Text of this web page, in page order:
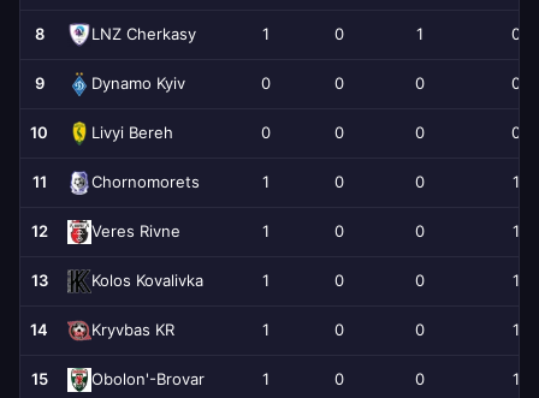
8 LNZ Cherkasy 1 0 1 0
9 Dynamo Kyiv 0 0 0 0
10 Livyi Bereh 0 0 0 0
11 Chornomorets 1 0 0 1
12 Veres Rivne 1 0 0 1
13 Kolos Kovalivka 1 0 0 1
14 Kryvbas KR 1 0 0 1
15 Obolon'-Brovar 1 0 0 1